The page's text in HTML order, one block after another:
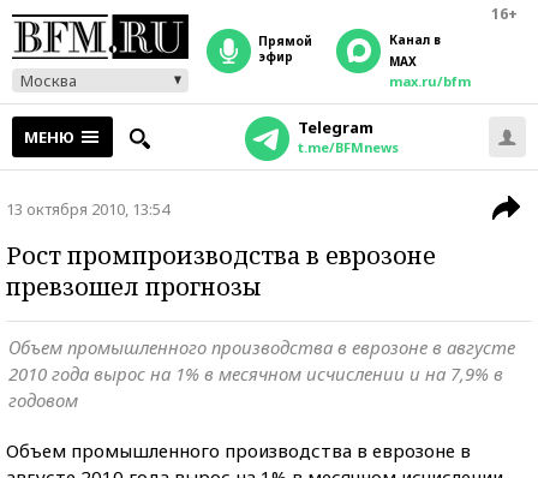
16+
Москва
прямой
эфир
Канал в
MAX
max.ru/bfm
МЕНЮ Telegram
t.me/BFMnews
13 октября 2010, 13:54
Рост промпроизводства в еврозоне
превзошел прогнозы
Объем промышленного производства в еврозоне в августе
2010 года вырос на 1% в месячном исчислении и на 7,9% в
годовом
Объем промышленного производства в еврозоне в